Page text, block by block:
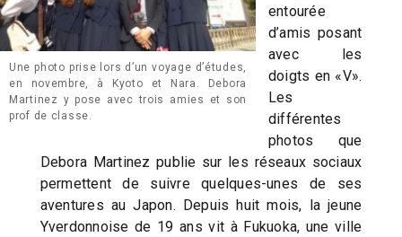
Une photo prise lors d’un voyage d’études,
en novembre, à Kyoto et Nara. Debora
Martinez y pose avec trois amies et son
prof de classe.
entourée
d’amis posant
avec les
doigts en «V».
Les
différentes
photos que
Debora Martinez publie sur les réseaux sociaux
permettent de suivre quelques-unes de ses
aventures au Japon. Depuis huit mois, la jeune
Yverdonnoise de 19 ans vit à Fukuoka, une ville